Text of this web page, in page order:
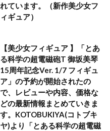
れています。（新作美少女フ
ィギュア）
【美少女フィギュア 】「とあ
る科学の超電磁砲T 御坂美琴
15周年記念Ver. 1/7 フィギュ
ア」の予約が開始されたの
で、レビューや内容、価格な
どの最新情報まとめていきま
す。KOTOBUKIYA(コトブキ
ヤ)より「とある科学の超電磁